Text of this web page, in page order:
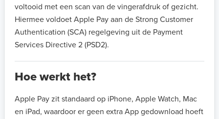
voltooid met een scan van de vingerafdruk of gezicht.
Hiermee voldoet Apple Pay aan de Strong Customer
Authentication (SCA) regelgeving uit de Payment
Services Directive 2 (PSD2).
Hoe werkt het?
Apple Pay zit standaard op iPhone, Apple Watch, Mac
en iPad, waardoor er geen extra App gedownload hoeft